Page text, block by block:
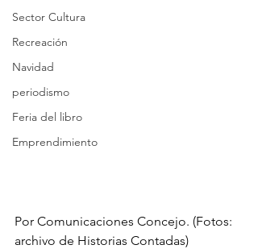
Sector Cultura
Recreación
Navidad
periodismo
Feria del libro
Emprendimiento
Por Comunicaciones Concejo. (Fotos:
archivo de Historias Contadas)